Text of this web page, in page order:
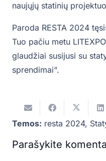
naujųjų statinių
Paroda RESTA 2024
Tuo pačiu metu
glaudžiai susijusi su
sprendimai“.
Temos: resta 2024,
Parašykite